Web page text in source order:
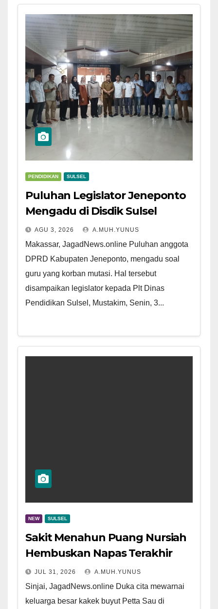
PENDIDIKAN SULSEL
Puluhan Legislator Jeneponto
Mengadu di Disdik Sulsel
AGU 3, 2026 A.MUH.YUNUS
Makassar, JagadNews.online Puluhan anggota
DPRD Kabupaten Jeneponto, mengadu soal
guru yang korban mutasi. Hal tersebut
disampaikan legislator kepada Plt Dinas
Pendidikan Sulsel, Mustakim, Senin, 3...
NEW SULSEL
Sakit Menahun Puang Nursiah
Hembuskan Napas Terakhir
JUL 31, 2026 A.MUH.YUNUS
Sinjai, JagadNews.online Duka cita mewarnai
keluarga besar kakek buyut Petta Sau di